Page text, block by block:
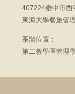
407224臺中市西
東海大學餐旅管
系辦位置：
第二教學區管理